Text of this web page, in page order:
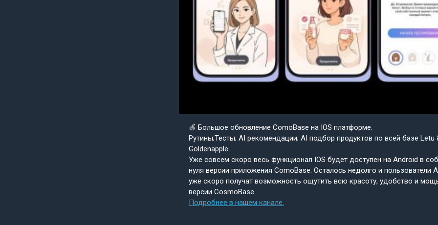
🍏 Большое обновление ComoBase на IOS платформе.
Рутины;Тесты; AI рекомендации; AI подбор продуктов по всей базе Letu
Goldenapple.
Уже совсем скоро весь функционал IOS будет доступен на Android в
нуля версии приложения ComoBase. Осталось недолго и пользователи
уже скоро получат возможность ощутить всю красоту, удобство и
версии CosmoBase.
Подробнее в нашем канале.